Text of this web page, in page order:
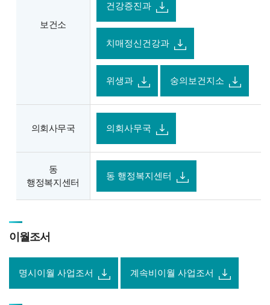
보건소
건강증진과
치매정신건강과
위생과 숭의보건지소
의회사무국 의회사무국
동
행정복지센터
동 행정복지센터
이월조서
명시이월 사업조서 계속비이월 사업조서